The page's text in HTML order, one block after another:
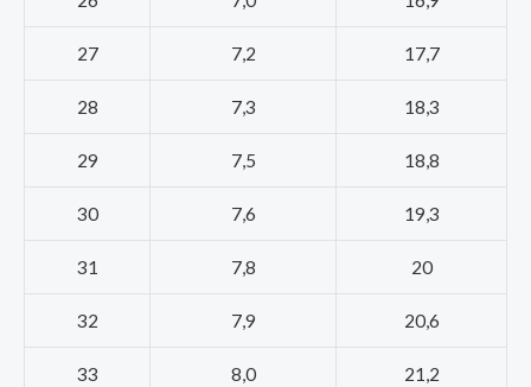
27 7,2 17,7
28 7,3 18,3
29 7,5 18,8
30 7,6 19,3
31 7,8 20
32 7,9 20,6
33 8,0 21,2